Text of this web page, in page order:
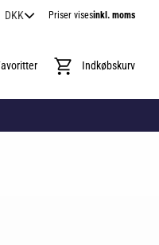
Priser visesinkl. moms
Indkøbskurv